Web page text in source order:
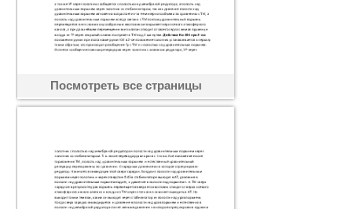
Посмотреть все страницы